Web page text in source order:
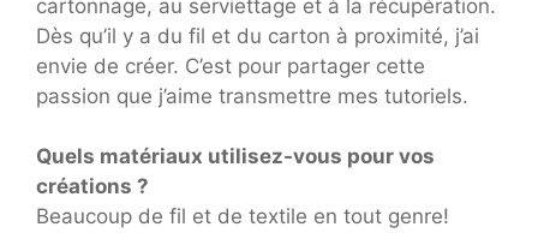
cartonnage, au serviettage et à la récupération.
Dès qu’il y a du fil et du carton à proximité, j’ai
envie de créer. C’est pour partager cette
passion que j’aime transmettre mes tutoriels.
Quels matériaux utilisez-vous pour vos
créations ?
Beaucoup de fil et de textile en tout genre!